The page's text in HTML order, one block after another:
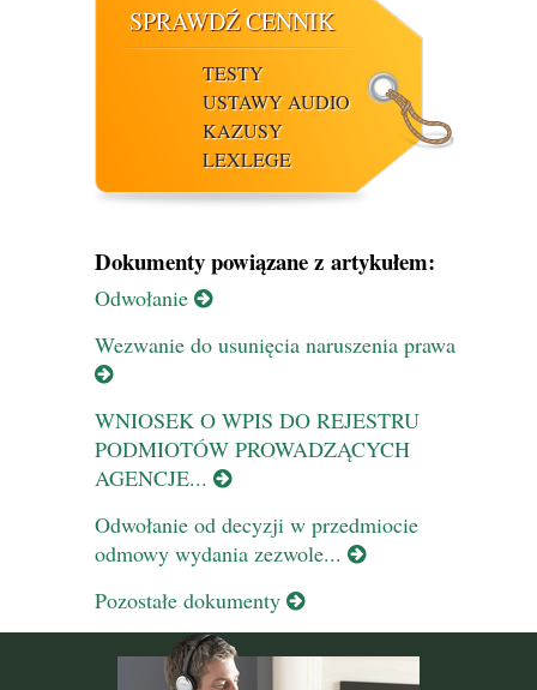
SPRAWDŹ CENNIK
TESTY
USTAWY AUDIO
KAZUSY
LEXLEGE
Dokumenty powiązane z artykułem:
Odwołanie
Wezwanie do usunięcia naruszenia prawa
WNIOSEK O WPIS DO REJESTRU
PODMIOTÓW PROWADZĄCYCH
AGENCJE...
Odwołanie od decyzji w przedmiocie
odmowy wydania zezwole...
Pozostałe dokumenty